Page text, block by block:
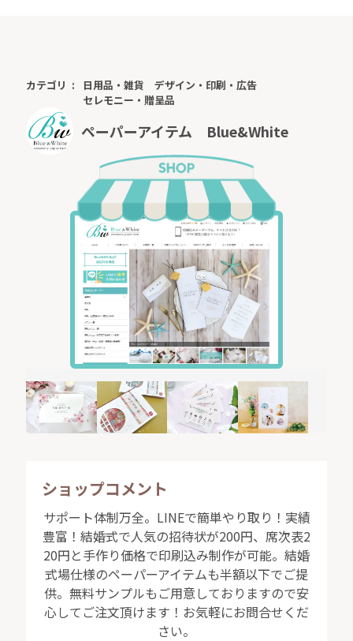
カテゴリ 日用品・雑貨
デザイン・印刷・広告
セレモニー・贈呈品
ペーパーアイテム Blue&White
ショップコメント
サポート体制万全。LINEで簡単やり取り！実績
豊富！結婚式で人気の招待状が200円、席次表2
20円と手作り価格で印刷込み制作が可能。結婚
式場仕様のペーパーアイテムも半額以下でご提
供。無料サンプルもご用意しておりますので安
心してご注文頂けます！お気軽にお問合せくだ
さい。